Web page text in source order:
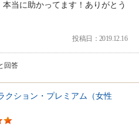
当に助かってます！ありがとう
投稿日：2019.12.16
回答
クション・プレミアム（女性